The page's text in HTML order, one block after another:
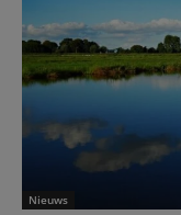
Nieuws